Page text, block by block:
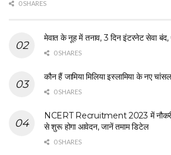
0 SHARES
मेवात के नूह में तनाव, 3 दिन इंटरनेट सेवा
0 SHARES
कौन हैं जामिया मिलिया इस्लामिया के नए
0 SHARES
NCERT Recruitment 2023 में नौकरी
से शुरू होगा आवेदन, जानें तमाम डिटेल
0 SHARES